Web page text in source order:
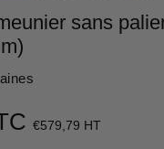
sans
€579,79 HT